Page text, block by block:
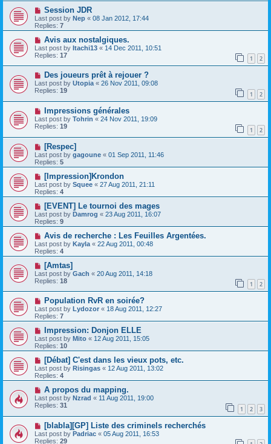
Session JDR
Last post by Nep « 08 Jan 2012, 17:44
Replies: 7
Avis aux nostalgiques.
Last post by Itachi13 « 14 Dec 2011, 10:51
Replies: 17 1 2
Des joueurs prêt à rejouer ?
Last post by Utopia « 26 Nov 2011, 09:08
Replies: 19 1 2
Impressions générales
Last post by Tohrin « 24 Nov 2011, 19:09
Replies: 19 1 2
[Respec]
Last post by gagoune « 01 Sep 2011, 11:46
Replies: 5
[Impression]Krondon
Last post by Squee « 27 Aug 2011, 21:11
Replies: 4
[EVENT] Le tournoi des mages
Last post by Damrog « 23 Aug 2011, 16:07
Replies: 9
Avis de recherche : Les Feuilles Argentées.
Last post by Kayla « 22 Aug 2011, 00:48
Replies: 4
[Amtas]
Last post by Gach « 20 Aug 2011, 14:18
Replies: 18 1 2
Population RvR en soirée?
Last post by Lydozor « 18 Aug 2011, 12:27
Replies: 7
Impression: Donjon ELLE
Last post by Mito « 12 Aug 2011, 15:05
Replies: 10
[Débat] C'est dans les vieux pots, etc.
Last post by Risingas « 12 Aug 2011, 13:02
Replies: 4
A propos du mapping.
Last post by Nzrad « 11 Aug 2011, 19:00
Replies: 31 1 2 3
[blabla][GP] Liste des criminels recherchés
Last post by Padriac « 05 Aug 2011, 16:53
Replies: 29